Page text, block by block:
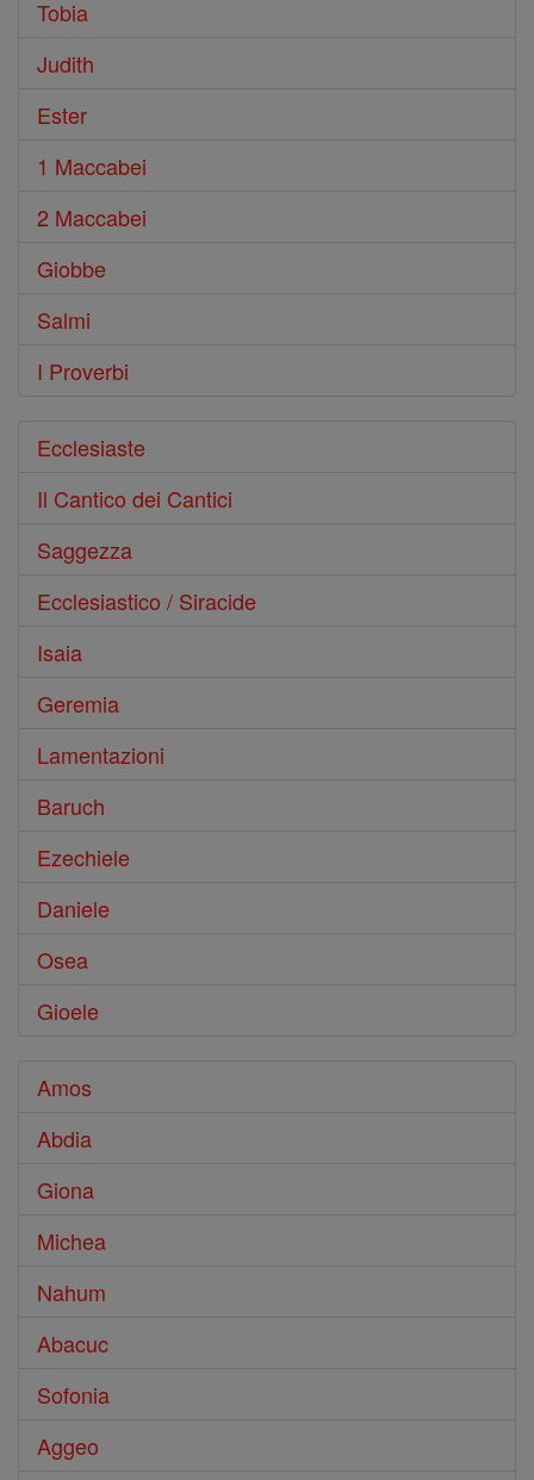
Tobia
Judith
Ester
1 Maccabei
2 Maccabei
Giobbe
Salmi
I Proverbi
Ecclesiaste
Il Cantico dei Cantici
Saggezza
Ecclesiastico / Siracide
Isaia
Geremia
Lamentazioni
Baruch
Ezechiele
Daniele
Osea
Gioele
Amos
Abdia
Giona
Michea
Nahum
Abacuc
Sofonia
Aggeo